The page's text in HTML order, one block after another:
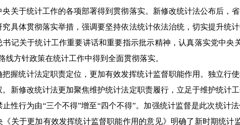
关于统计工作的各项部署得到贯彻落实。新修改统计法公布后，
究具体贯彻落实举措，强调要坚持依法统计依法治统，切实提升统
书记关于统计工作重要讲话和重要指示批示精神，认真落实党中
线方针政策在统计工作中得到全面贯彻落实。
把握统计法定职责定位，更加有效发挥统计监督职能作用。独立行
。新修改统计法更加聚焦维护统计法定职责履行，立足于维护统计
性行为由“三个不得”增至“四个不得”。加强统计监督是此次统计
《关于更加有效发挥统计监督职能作用的意见》明确了新时期统